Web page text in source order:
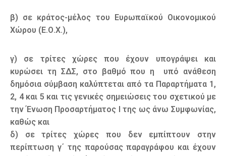
β) σε κράτος-μέλος του Ευρωπαϊκού Οικονομικού
Χώρου (Ε.Ο.Χ.),
γ) σε τρίτες χώρες που έχουν υπογράψει και
κυρώσει τη ΣΔΣ, στο βαθμό που η υπό ανάθεση
δημόσια σύμβαση καλύπτεται από τα Παραρτήματα 1,
2, 4 και 5 και τις γενικές σημειώσεις του σχετικού με
την Ένωση Προσαρτήματος I της ως άνω Συμφωνίας,
καθώς και
δ) σε τρίτες χώρες που δεν εμπίπτουν στην
περίπτωση γ΄ της παρούσας παραγράφου και έχουν